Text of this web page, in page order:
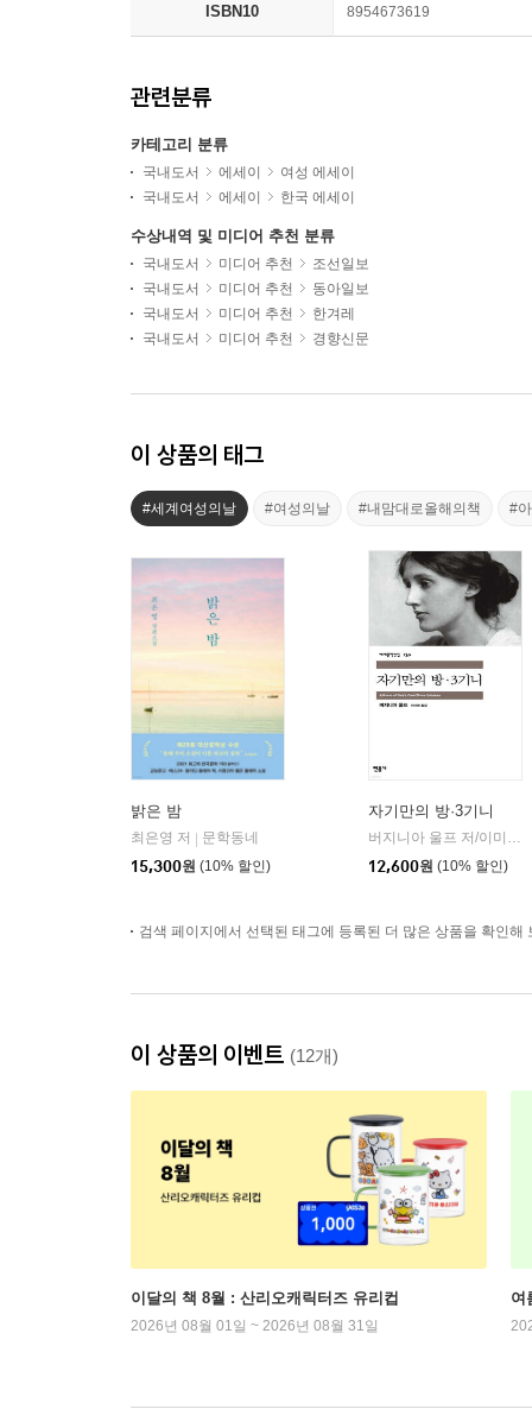
ISBN10 8954673619
관련분류
카테고리 분류
국내도서 에세이
여성 에세이
국내도서
에세이 한국 에세이
수상내역 및 미디어 추천 분류
국내도서 미디어 추천
조선일보
국내도서
미디어 추천
동아일보
국내도서
미디어 추천
한겨레
국내도서
미디어 추천 경향신문
이 상품의 태그
#세계여성의날 #여성의날 #내맘대로올해의책 #
밝은 밤
최은영 저
문학동네
15,300원 (10% 할인)
자기만의 방·3기니
버지니아 울프 저/이미애 역
12,600원 (10% 할인)
검색 페이지에서 선택된 태그에 등록된 더 많은 상품을 확인해
이 상품의 이벤트 (12개)
이달의 책 8월 : 산리오캐릭터즈 유리컵
2026년 08월 01일 ~ 2026년 08월 31일
여